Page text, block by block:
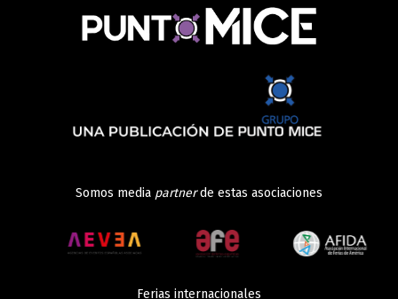
Somos media partnerde estas asociaciones
Ferias internacionales